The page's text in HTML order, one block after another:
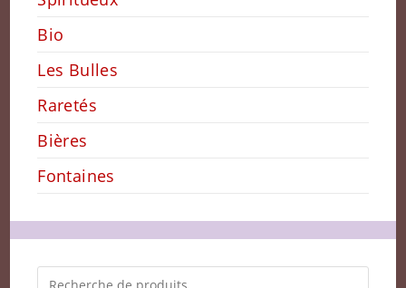
Bio
Les Bulles
Raretés
Bières
Fontaines